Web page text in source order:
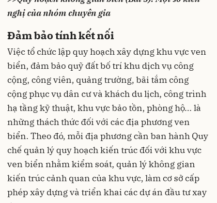
nghị của nhóm chuyên gia
Đảm bảo tính kết nối
Việc tổ chức lập quy hoạch xây dựng khu vực ven
biển, đảm bảo quỹ đất bố trí khu dịch vụ công
cộng, công viên, quảng trường, bãi tắm công
cộng phục vụ dân cư và khách du lịch, công trình
hạ tầng kỹ thuật, khu vực bảo tồn, phòng hộ... là
những thách thức đối với các địa phương ven
biển. Theo đó, mỗi địa phương cần ban hành Quy
chế quản lý quy hoạch kiến trúc đối với khu vực
ven biển nhằm kiểm soát, quản lý không gian
kiến trúc cảnh quan của khu vực, làm cơ sở cấp
phép xây dựng và triển khai các dự án đầu tư xay